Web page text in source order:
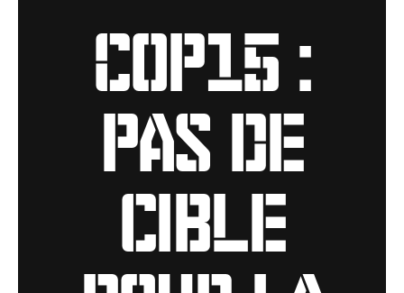
COP15 :
pas de
cible